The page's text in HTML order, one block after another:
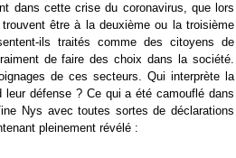
dans cette crise du coronavirus, que lors
être à la deuxième ou la troisième
ils traités comme des citoyens de
de faire des choix dans la société.
de ces secteurs. Qui interprète la
leur défense ? Ce qui a été camouflé dans
Nys avec toutes sortes de déclarations
pleinement révélé :